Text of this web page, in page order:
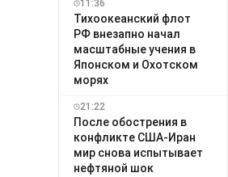
11:36
Тихоокеанский флот
РФ внезапно начал
масштабные учения в
Японском и Охотском
морях
21:22
После обострения в
конфликте США-Иран
мир снова испытывает
нефтяной шок